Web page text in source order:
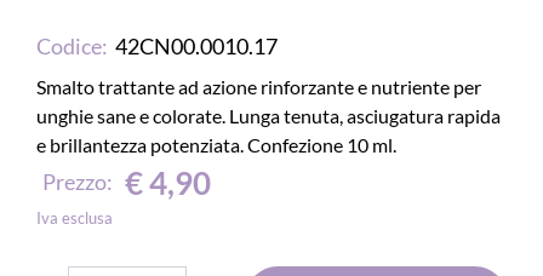
Codice: 42CN00.0010.17
Smalto trattante ad azione rinforzante e nutriente per
unghie sane e colorate. Lunga tenuta, asciugatura rapida
e brillantezza potenziata. Confezione 10 ml.
Prezzo: € 4,90
Iva esclusa